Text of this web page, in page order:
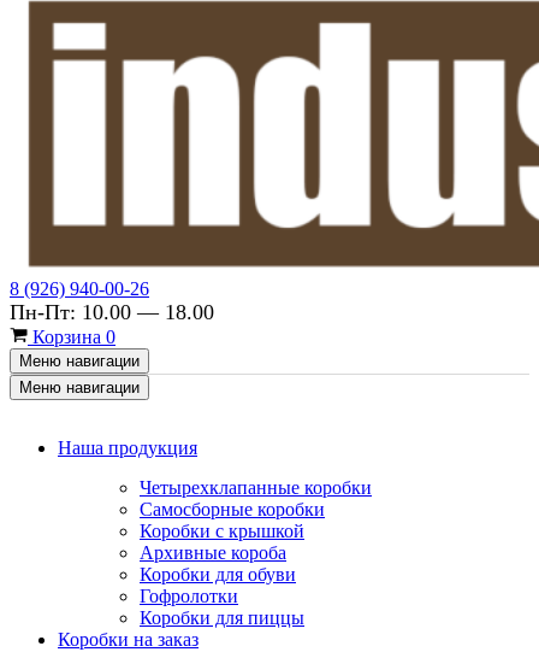
8 (926) 940-00-26
Пн-Пт: 10.00 — 18.00
Корзина 0
Меню навигации
Меню навигации
Наша продукция
Четырехклапанные коробки
Самосборные коробки
Коробки с крышкой
Архивные короба
Коробки для обуви
Гофролотки
Коробки для пиццы
Коробки на заказ